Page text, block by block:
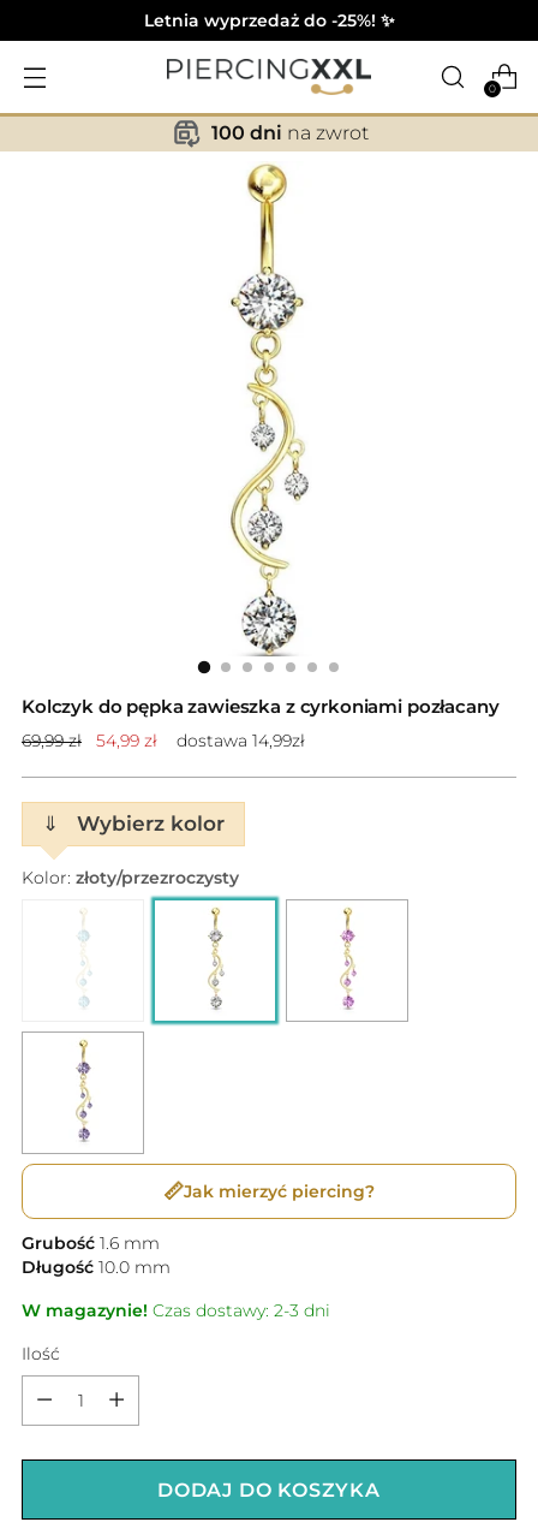
Letnia wyprzedaż do -25%! ✨
0
✕
100 dni na zwrot
Kolczyk do pępka zawieszka z cyrkoniami pozłacany
Cena
69,99 zł 54,99 zł dostawa 14,99zł
⇓ Wybierz kolor
Kolor: złoty/przezroczysty
📏Jak mierzyć piercing?
Grubość 1.6 mm
Długość 10.0 mm
W magazynie! Czas dostawy: 2-3 dni
Ilość
DODAJ DO KOSZYKA